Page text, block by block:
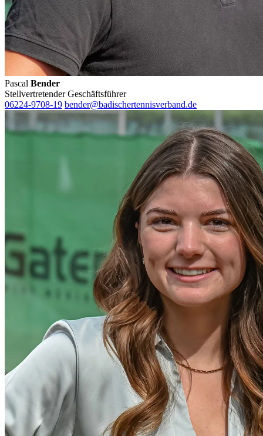
Pascal Bender
Stellvertretender Geschäftsführer
06224-9708-19 bender@badischertennisverband.de